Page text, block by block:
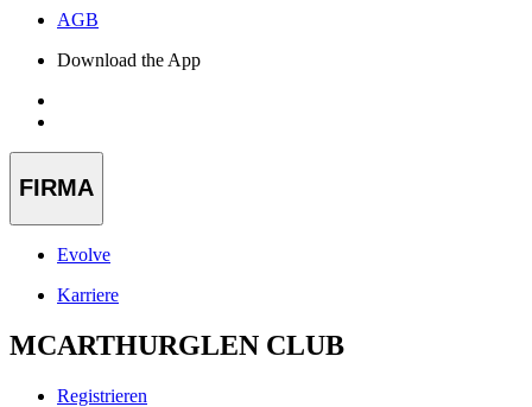
AGB
Download the App
FIRMA
Evolve
Karriere
MCARTHURGLEN CLUB
Registrieren